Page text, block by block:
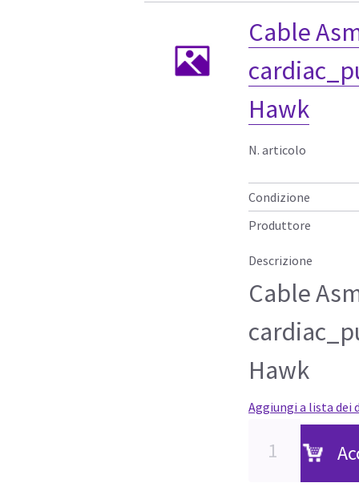
Cable
Hawk
N. articolo
Condizione
Produttore
Descrizione
Cable
Hawk
Aggiungi a lista dei